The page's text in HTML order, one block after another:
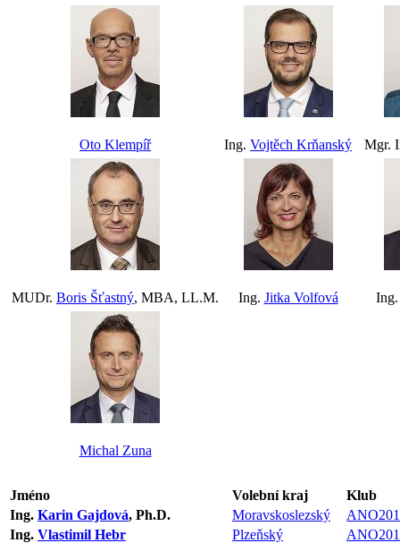
Oto Klempíř Ing. Vojtěch Krňanský Mgr.
MUDr. Boris Šťastný, MBA, LL.M. Ing. Jitka Volfová
Michal Zuna
Jméno Volební kraj
Klub
Ing. Karin Gajdová, Ph.D. Moravskoslezský
Ing. Vlastimil Hebr Plzeňský